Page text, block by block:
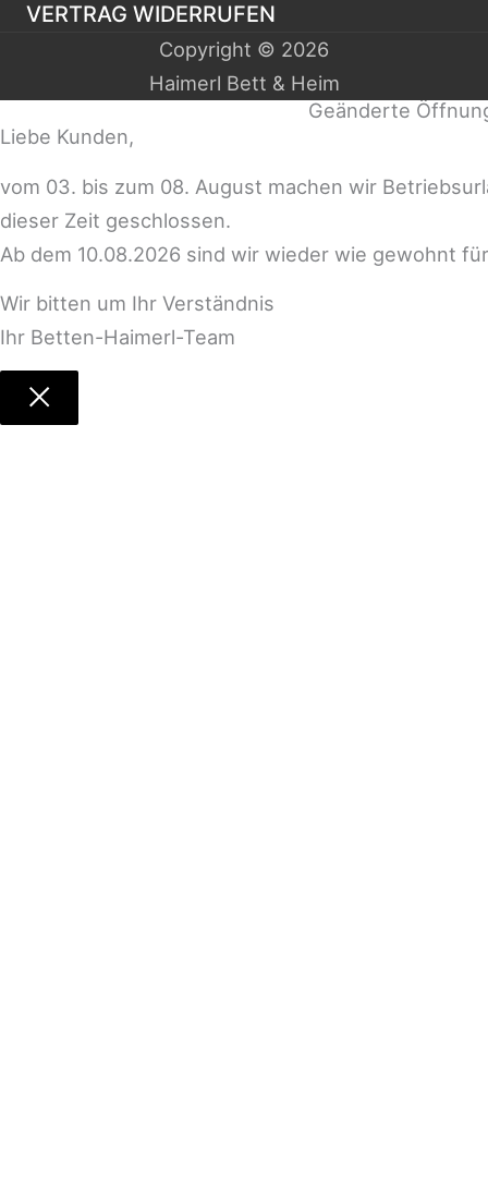
VERTRAG WIDERRUFEN
Copyright © 2026
Haimerl Bett & Heim
Geänderte
Liebe Kunden,
vom 03. bis zum 08. August machen wir
dieser Zeit geschlossen.
Ab dem 10.08.2026 sind wir wieder wie gewohnt
Wir bitten um Ihr Verständnis
Ihr Betten-Haimerl-Team